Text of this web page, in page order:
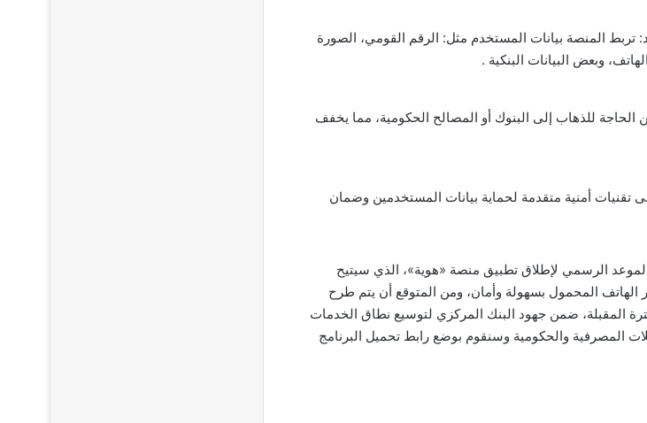
تربط المنصة بيانات المستخدم مثل: الرقم القومي، الصورة
وبعض البيانات البنكية .
الحاجة للذهاب إلى البنوك أو المصالح الحكومية، مما يخفف
تقنيات أمنية متقدمة لحماية بيانات المستخدمين وضمان
الرسمي لإطلاق تطبيق منصة «هوية»، الذي سيتيح
الهاتف المحمول بسهولة وأمان، ومن المتوقع أن يتم طرح
المقبلة، ضمن جهود البنك المركزي لتوسيع نطاق الخدمات
المصرفية والحكومية وسنقوم بوضع رابط تحميل البرنامج